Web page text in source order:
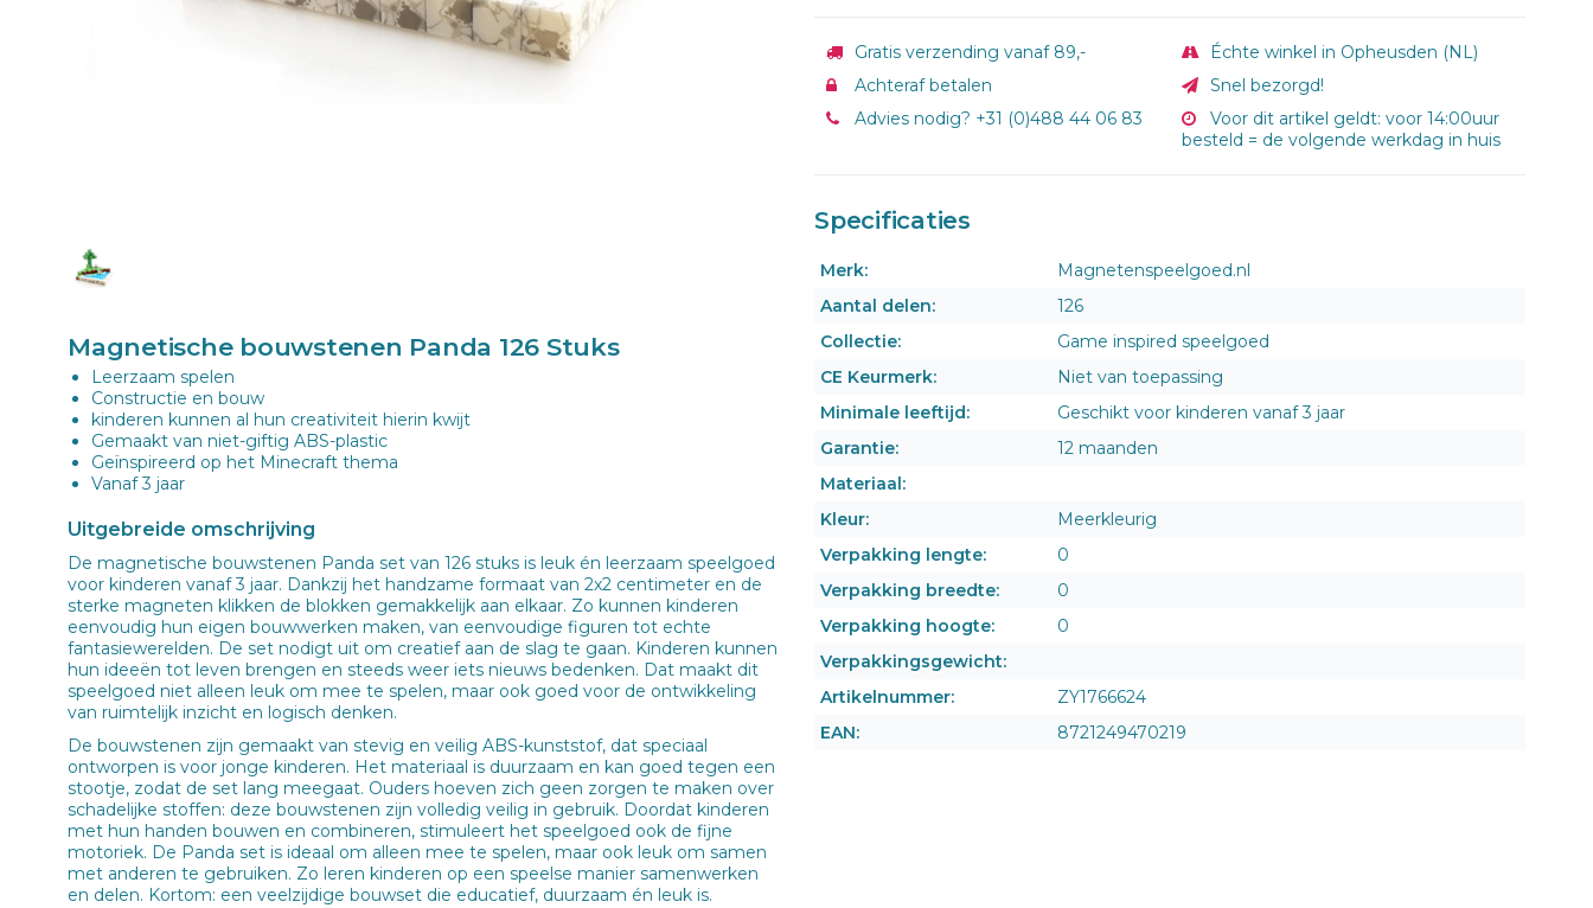
Magnetische bouwstenen Panda 126 Stuks
Leerzaam spelen
Constructie en bouw
kinderen kunnen al hun creativiteit hierin kwijt
Gemaakt van niet-giftig ABS-plastic
Geïnspireerd op het Minecraft thema
Vanaf 3 jaar
Uitgebreide omschrijving
De magnetische bouwstenen Panda set van 126 stuks is leuk én leerzaam speelgoed
voor kinderen vanaf 3 jaar. Dankzij het handzame formaat van 2x2 centimeter en de
sterke magneten klikken de blokken gemakkelijk aan elkaar. Zo kunnen kinderen
eenvoudig hun eigen bouwwerken maken, van eenvoudige figuren tot echte
fantasiewerelden. De set nodigt uit om creatief aan de slag te gaan. Kinderen kunnen
hun ideeën tot leven brengen en steeds weer iets nieuws bedenken. Dat maakt dit
speelgoed niet alleen leuk om mee te spelen, maar ook goed voor de ontwikkeling
van ruimtelijk inzicht en logisch denken.
De bouwstenen zijn gemaakt van stevig en veilig ABS-kunststof, dat speciaal
ontworpen is voor jonge kinderen. Het materiaal is duurzaam en kan goed tegen een
stootje, zodat de set lang meegaat. Ouders hoeven zich geen zorgen te maken over
schadelijke stoffen: deze bouwstenen zijn volledig veilig in gebruik. Doordat kinderen
met hun handen bouwen en combineren, stimuleert het speelgoed ook de fijne
motoriek. De Panda set is ideaal om alleen mee te spelen, maar ook leuk om samen
met anderen te gebruiken. Zo leren kinderen op een speelse manier samenwerken
en delen. Kortom: een veelzijdige bouwset die educatief, duurzaam én leuk is.
Gratis verzending vanaf 89,-
Échte winkel in Opheusden (NL)
Achteraf betalen
Snel bezorgd!
Advies nodig? +31 (0)488 44 06 83
Voor dit artikel geldt: voor 14:00uur
besteld = de volgende werkdag in huis
Specificaties
Merk:
Magnetenspeelgoed.nl
Aantal delen:
126
Collectie:
Game inspired speelgoed
CE Keurmerk:
Niet van toepassing
Minimale leeftijd:
Geschikt voor kinderen vanaf 3 jaar
Garantie:
12 maanden
Materiaal:
Kleur:
Meerkleurig
Verpakking lengte:
0
Verpakking breedte:
0
Verpakking hoogte:
0
Verpakkingsgewicht:
Artikelnummer:
ZY1766624
EAN:
8721249470219